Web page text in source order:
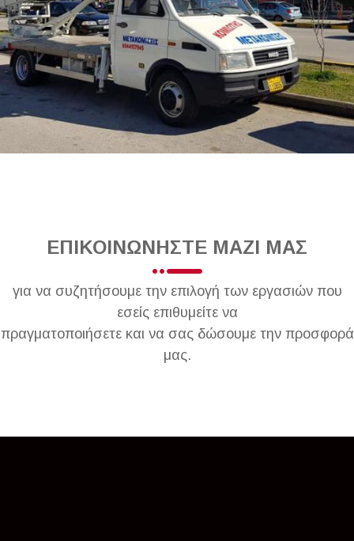
ΕΠΙΚΟΙΝΩΝΗΣΤΕ ΜΑΖΙ ΜΑΣ
για να συζητήσουμε την επιλογή των εργασιών που
εσείς επιθυμείτε να
πραγματοποιήσετε και να σας δώσουμε την προσφορά
μας.